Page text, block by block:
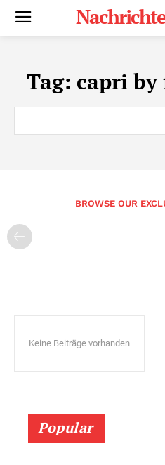
Tag: capri
BROWSE OUR
Keine Beiträge vorhanden
Popular